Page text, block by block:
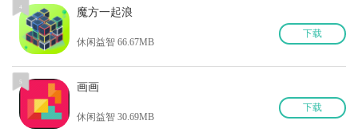
4 魔方一起浪
休闲益智 66.67MB
下载
5 画画
休闲益智 30.69MB
下载